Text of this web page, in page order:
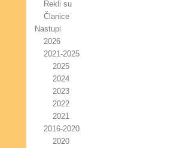
Rekli su
Članice
Nastupi
2026
2021-2025
2025
2024
2023
2022
2021
2016-2020
2020